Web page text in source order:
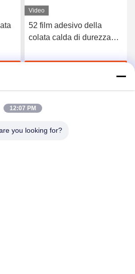
Video
52 film adesivo della
colata calda di durezza
biancheria intima senza
12:07 PM
you looking for?